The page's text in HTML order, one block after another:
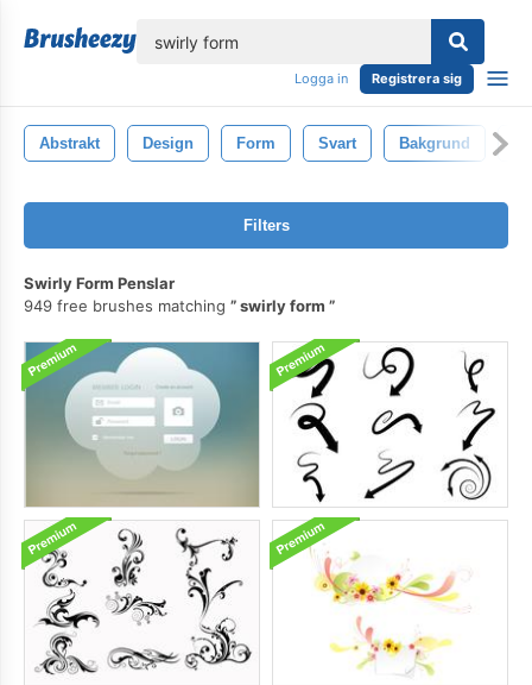
Logga in Registrera sig
Abstrakt Design Form Svart Bakgrund
Filters
Swirly Form Penslar
949 free brushes matching
swirly form